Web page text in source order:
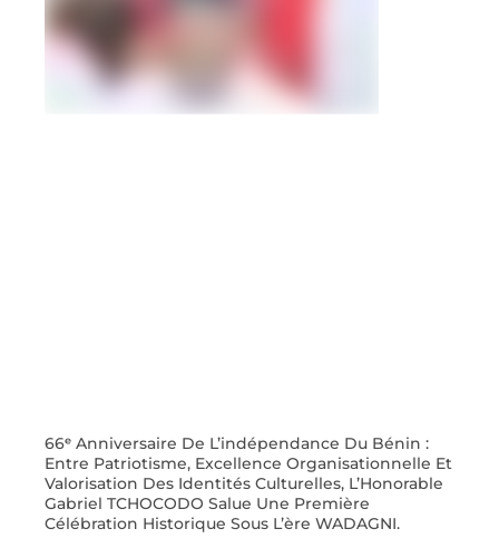
66ᵉ Anniversaire De L’indépendance Du Bénin :
Entre Patriotisme, Excellence Organisationnelle Et
Valorisation Des Identités Culturelles, L’Honorable
Gabriel TCHOCODO Salue Une Première
Célébration Historique Sous L’ère WADAGNI.